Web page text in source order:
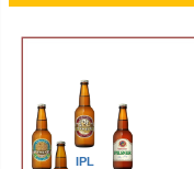
IPL